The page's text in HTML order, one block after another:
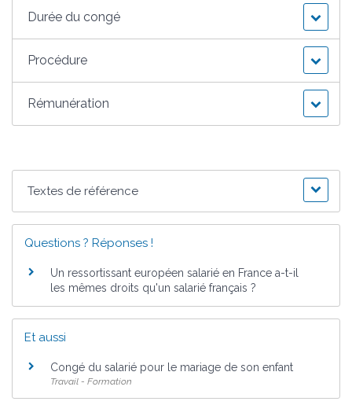
Durée du congé
Procédure
Rémunération
Textes de référence
Questions ? Réponses !
Un ressortissant européen salarié en France a-t-il
les mêmes droits qu'un salarié français ?
Et aussi
Congé du salarié pour le mariage de son enfant
Travail - Formation